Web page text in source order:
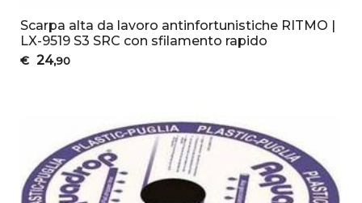
Scarpa alta da lavoro antinfortunistiche RITMO |
LX-9519 S3 SRC con sfilamento rapido
€ 24,90